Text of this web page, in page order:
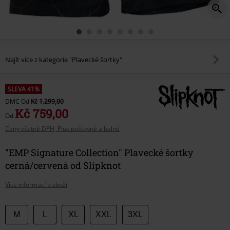
Najít více z kategorie "Plavecké šortky"
SLEVA 41%
DMC Od Kč 1.299,00
Od Kč 759,00
Ceny včetně DPH, Plus poštovné a balné
"EMP Signature Collection" Plavecké šortky
cerná/cervená od Slipknot
Více informací o zboží
Vyberte
si
M XL XXL 3XL